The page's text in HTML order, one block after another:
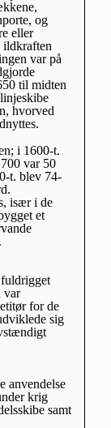
og
eller
ildkraften
var på
til midten
hvorved
i 1600-t.
var 50
t. blev 74-
især i de
et
var
for de
sig
anvendelse
krig
samt